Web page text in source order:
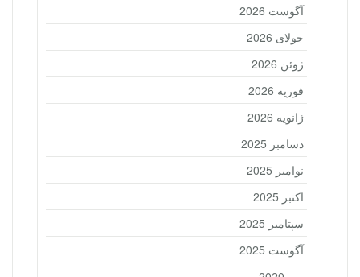
آگوست 2026
جولای 2026
ژوئن 2026
فوریه 2026
ژانویه 2026
دسامبر 2025
نوامبر 2025
اکتبر 2025
سپتامبر 2025
آگوست 2025